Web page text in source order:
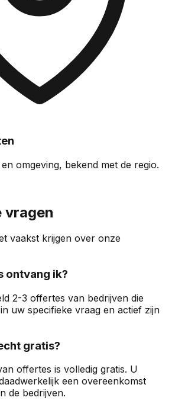
omgeving, bekend met de regio.
vragen
vaakst krijgen over onze
ontvang ik?
2-3 offertes van bedrijven die
uw specifieke vraag en actief zijn
gratis?
offertes is volledig gratis. U
een overeenkomst
de bedrijven.